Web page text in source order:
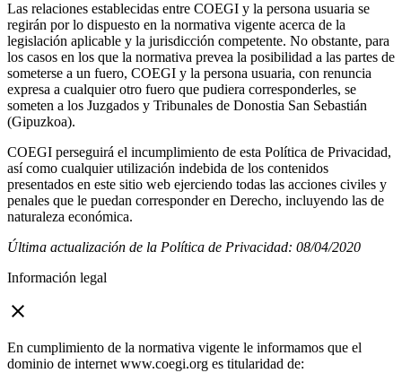
Las relaciones establecidas entre COEGI y la persona usuaria se
regirán por lo dispuesto en la normativa vigente acerca de la
legislación aplicable y la jurisdicción competente. No obstante, para
los casos en los que la normativa prevea la posibilidad a las partes de
someterse a un fuero, COEGI y la persona usuaria, con renuncia
expresa a cualquier otro fuero que pudiera corresponderles, se
someten a los Juzgados y Tribunales de Donostia San Sebastián
(Gipuzkoa).
COEGI perseguirá el incumplimiento de esta Política de Privacidad,
así como cualquier utilización indebida de los contenidos
presentados en este sitio web ejerciendo todas las acciones civiles y
penales que le puedan corresponder en Derecho, incluyendo las de
naturaleza económica.
Última actualización de la Política de Privacidad: 08/04/2020
Información legal
close
En cumplimiento de la normativa vigente le informamos que el
dominio de internet www.coegi.org es titularidad de: